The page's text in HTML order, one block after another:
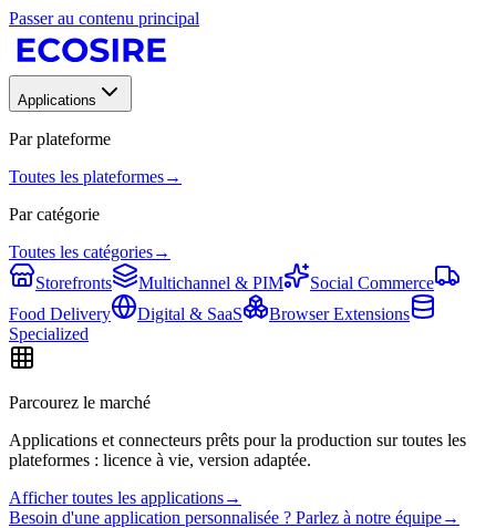
Passer au contenu principal
Applications
Par plateforme
Toutes les plateformes→
Par catégorie
Toutes les catégories→
Storefronts
Multichannel & PIM
Social Commerce
Food Delivery
Digital & SaaS
Browser Extensions
Specialized
Parcourez le marché
Applications et connecteurs prêts pour la production sur toutes les
plateformes : licence à vie, version adaptée.
Afficher toutes les applications→
Besoin d'une application personnalisée ? Parlez à notre équipe→